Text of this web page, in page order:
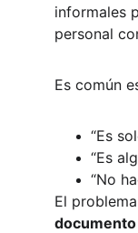
informales
personal
Es común
“Es
“Es
“No
El